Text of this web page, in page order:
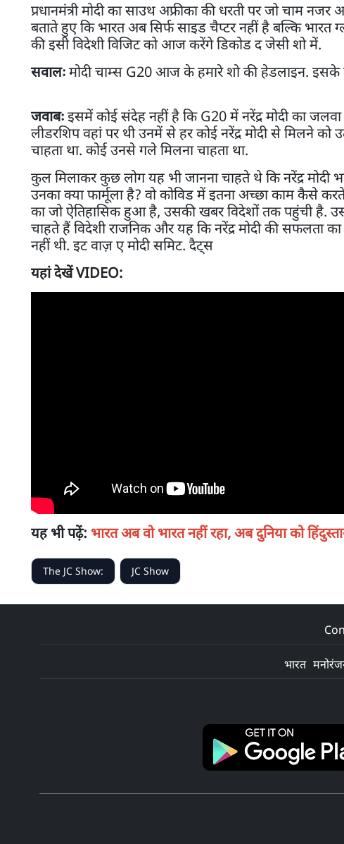
प्रधानमंत्री मोदी का साउथ अफ्रीका की धरती पर जो चाम
बताते हुए कि भारत अब सिर्फ साइड चैप्टर नहीं है बल्कि भारत
की इसी विदेशी विजिट को आज करेंगे डिकोड द जेसी शो में.
सवालःमोदी चाम्स G20 आज के हमारे शो की हेडलाइन. इसके
जवाबःइसमें कोई संदेह नहीं है कि G20 में नरेंद्र मोदी का
लीडरशिप वहां पर थी उनमें से हर कोई नरेंद्र मोदी से मिलने
चाहता था. कोई उनसे गले मिलना चाहता था.
कुल मिलाकर कुछ लोग यह भी जानना चाहते थे कि नरेंद्र
उनका क्या फार्मूला है? वो कोविड में इतना अच्छा काम कैसे
का जो ऐतिहासिक हुआ है, उसकी खबर विदेशों तक पहुंची है.
चाहते हैं विदेशी राजनिक और यह कि नरेंद्र मोदी की सफलता
नहीं थी. इट वाज़ ए मोदी समिट. दैट्स
यहां देखें VIDEO:
यह भी पढ़ें: भारत अब वो भारत नहीं रहा, अब दुनिया को
The JC Show: JC Show
भारत